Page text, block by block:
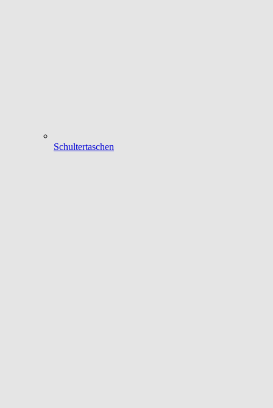
Schultertaschen